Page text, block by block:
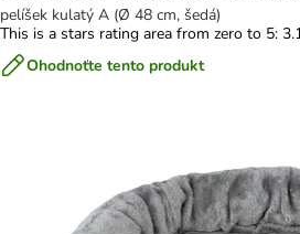
pelíšek kulatý A (Ø 48 cm, šedá)
This is a stars rating area from zero to 5:
Ohodnoťte tento produkt